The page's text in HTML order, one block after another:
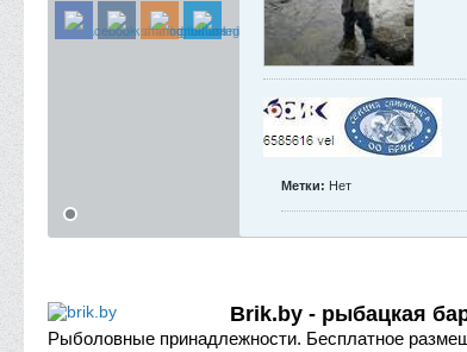
Метки: Нет
Brik.by - рыбацкая
Рыболовные принадлежности. Бесплатное